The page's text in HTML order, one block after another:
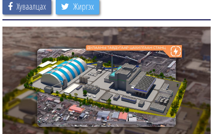
Хуваалцах Жиргэх